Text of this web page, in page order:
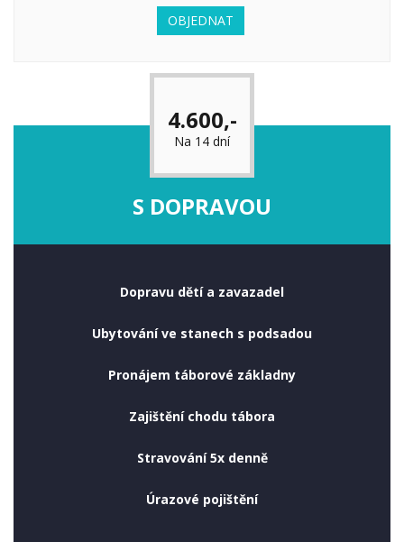
OBJEDNAT
4.600,-
Na 14 dní
S DOPRAVOU
Dopravu dětí a zavazadel
Ubytování ve stanech s podsadou
Pronájem táborové základny
Zajištění chodu tábora
Stravování 5x denně
Úrazové pojištění